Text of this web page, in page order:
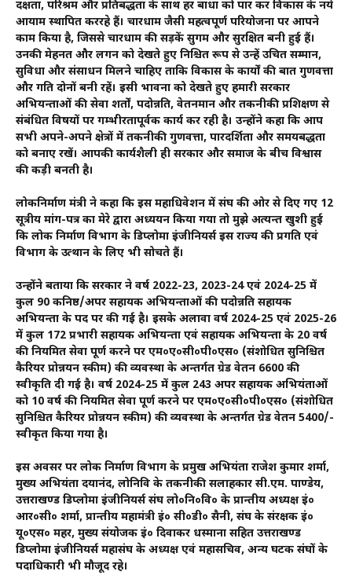
दक्षता, परिश्रम और प्रतिबद्धता के साथ हर बाधा को पार कर विकास के नये
आयाम स्थापित कररहे हैं। चारधाम जैसी महत्वपूर्ण परियोजना पर आपने
काम किया है, जिससे चारधाम की सड़कें सुगम और सुरक्षित बनी हुई हैं।
उनकी मेहनत और लगन को देखते हुए निश्चित रूप से उन्हें उचित सम्मान,
सुविधा और संसाधन मिलने चाहिए ताकि विकास के कार्यों की बात गुणवत्ता
और गति दोनों बनी रहें। इसी भावना को देखते हुए हमारी सरकार
अभियन्ताओं की सेवा शर्तों, पदोन्नति, वेतनमान और तकनीकी प्रशिक्षण से
संबंधित विषयों पर गम्भीरतापूर्वक कार्य कर रही है। उन्होंने कहा कि आप
सभी अपने-अपने क्षेत्रों में तकनीकी गुणवत्ता, पारदर्शिता और समयबद्धता
को बनाए रखें। आपकी कार्यशैली ही सरकार और समाज के बीच विश्वास
की कड़ी बनती है।
लोकनिर्माण मंत्री ने कहा कि इस महाधिवेशन में संघ की ओर से दिए गए 12
सूत्रीय मांग-पत्र का मेरे द्वारा अध्ययन किया गया तो मुझे अत्यन्त खुशी हुई
कि लोक निर्माण विभाग के डिप्लोमा इंजीनियर्स इस राज्य की प्रगति एवं
विभाग के उत्थान के लिए भी सोचते हैं।
उन्होंने बताया कि सरकार ने वर्ष 2022-23, 2023-24 एवं 2024-25 में
कुल 90 कनिष्ठ/अपर सहायक अभियन्ताओं की पदोन्नति सहायक
अभियन्ता के पद पर की गई है। इसके अलावा वर्ष 2024-25 एवं 2025-26
में कुल 172 प्रभारी सहायक अभियन्ता एवं सहायक अभियन्ता के 20 वर्ष
की नियमित सेवा पूर्ण करने पर एम०ए०सी०पी०एस० (संशोधित सुनिश्चित
कैरियर प्रोन्नयन स्कीम) की व्यवस्था के अन्तर्गत ग्रेड वेतन 6600 की
स्वीकृति दी गई है। वर्ष 2024-25 में कुल 243 अपर सहायक अभियंताओं
को 10 वर्ष की नियमित सेवा पूर्ण करने पर एम०ए०सी०पी०एस० (संशोधित
सुनिश्चित कैरियर प्रोन्नयन स्कीम) की व्यवस्था के अन्तर्गत ग्रेड वेतन 5400/-
स्वीकृत किया गया है।
इस अवसर पर लोक निर्माण विभाग के प्रमुख अभियंता राजेश कुमार शर्मा,
मुख्य अभियंता दयानंद, लोनिवि के तकनीकी सलाहकार सी.एम. पाण्डेय,
उत्तराखण्ड डिप्लोमा इंजीनियर्स संघ लो०नि०वि० के प्रान्तीय अध्यक्ष इं०
आर०सी० शर्मा, प्रान्तीय महामंत्री इं० सी०डी० सैनी, संघ के संरक्षक इं०
यू०एस० महर, मुख्य संयोजक इं० दिवाकर धस्माना सहित उत्तराखण्ड
डिप्लोमा इंजीनियर्स महासंघ के अध्यक्ष एवं महासचिव, अन्य घटक संघों के
पदाधिकारी भी मौजूद रहे।